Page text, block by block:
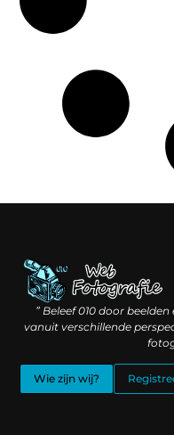
” Beleef 010 door
vanuit verschillende
Wie zijn wij?